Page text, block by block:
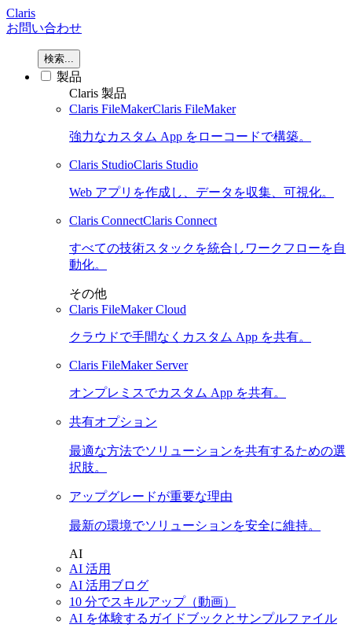
Claris
お問い合わせ
検索...
製品
Claris 製品
Claris FileMakerClaris FileMaker
強力なカスタム App をローコードで構築。
Claris StudioClaris Studio
Web アプリを作成し、データを収集、可視化。
Claris ConnectClaris Connect
すべての技術スタックを統合しワークフローを自
動化。
その他
Claris FileMaker Cloud
クラウドで手間なくカスタム App を共有。
Claris FileMaker Server
オンプレミスでカスタム App を共有。
共有オプション
最適な方法でソリューションを共有するための選
択肢。
アップグレードが重要な理由
最新の環境でソリューションを安全に維持。
AI
AI 活用
AI 活用ブログ
10 分でスキルアップ（動画）
AI を体験するガイドブックとサンプルファイル